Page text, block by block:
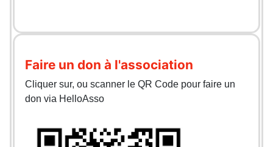
Faire un don à l'association
Cliquer sur, ou scanner le QR Code pour faire un
don via HelloAsso